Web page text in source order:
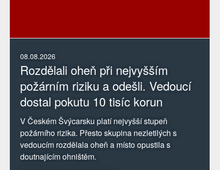
08.08.2026
Rozdělali oheň při nejvyšším
požárním riziku a odešli. Vedoucí
dostal pokutu 10 tisíc korun
V Českém Švýcarsku platí nejvyšší stupeň
požárního rizika. Přesto skupina nezletilých s
vedoucím rozdělala oheň a místo opustila s
doutnajícím ohništěm.